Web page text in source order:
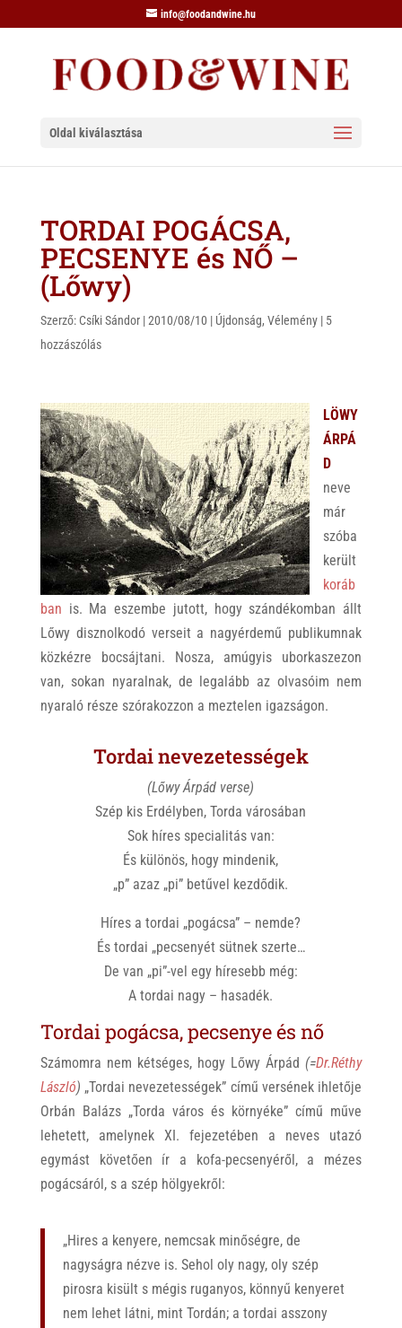
info@foodandwine.hu
Oldal kiválasztása
TORDAI POGÁCSA,
PECSENYE és NŐ –
(Lőwy)
Szerző: Csíki Sándor|2010/08/10 | Újdonság, Vélemény| 5
hozzászólás
LÖWY
ÁRPÁ
D
neve
már
szóba
került
koráb
ban is. Ma eszembe jutott, hogy szándékomban állt
Lőwy disznolkodó verseit a nagyérdemű publikumnak
közkézre bocsájtani. Nosza, amúgyis uborkaszezon
van, sokan nyaralnak, de legalább az olvasóim nem
nyaraló része szórakozzon a meztelen igazságon.
Tordai nevezetességek
(Lőwy Árpád verse)
Szép kis Erdélyben, Torda városában
Sok híres specialitás van:
És különös, hogy mindenik,
„p” azaz „pi” betűvel kezdődik.
Híres a tordai „pogácsa” – nemde?
És tordai „pecsenyét sütnek szerte…
De van „pi”-vel egy híresebb még:
A tordai nagy – hasadék.
Tordai pogácsa, pecsenye és nő
Számomra nem kétséges, hogy Lőwy Árpád (=Dr.Réthy
László) „Tordai nevezetességek” című versének ihletője
Orbán Balázs „Torda város és környéke” című műve
lehetett, amelynek XI. fejezetében a neves utazó
egymást követően ír a kofa-pecsenyéről, a mézes
pogácsáról, s a szép hölgyekről:
„Hires a kenyere, nemcsak minőségre, de
nagyságra nézve is. Sehol oly nagy, oly szép
pirosra kisült s mégis ruganyos, könnyű kenyeret
nem lehet látni, mint Tordán; a tordai asszony